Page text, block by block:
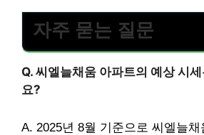
자주 묻는 질문
Q. 씨엘늘채움 아파트의 예상 시
요?
A. 2025년 8월 기준으로 씨엘늘채